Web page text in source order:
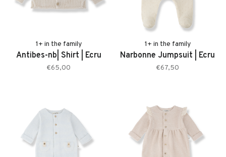
1+ in the family
Antibes-nb| Shirt | Ecru
€65,00
1+ in the family
Narbonne Jumpsuit | Ecru
€67,50